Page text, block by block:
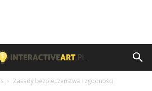
Zasady bezpieczeństwa i zgodności